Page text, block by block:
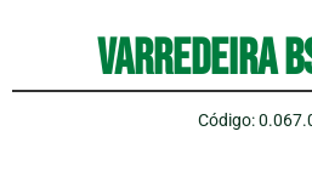
Varredeira
Código: